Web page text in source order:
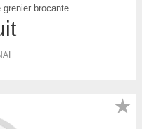
grenier brocante
★